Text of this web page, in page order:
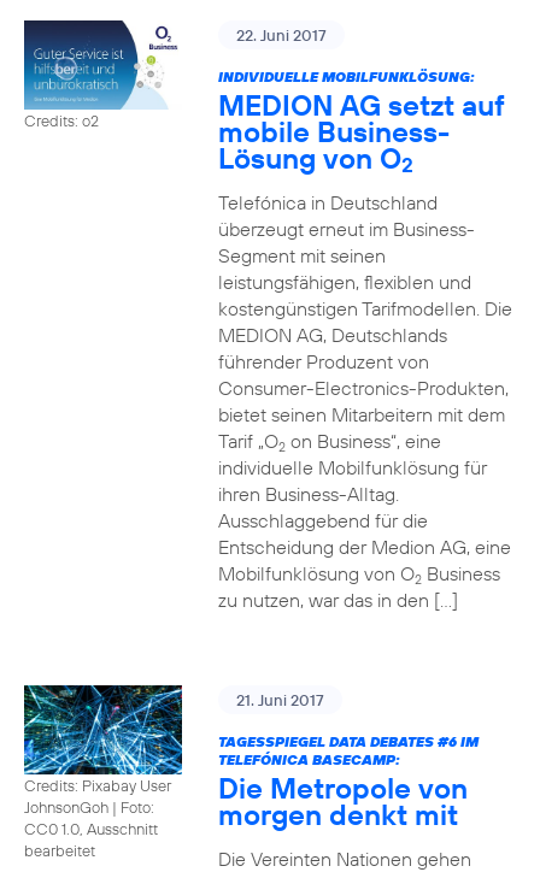
Credits: o2
22. Juni 2017
INDIVIDUELLE MOBILFUNKLÖSUNG:
MEDION AG setzt auf
mobile Business-
Lösung von O2
Telefónica in Deutschland
überzeugt erneut im Business-
Segment mit seinen
leistungsfähigen, flexiblen und
kostengünstigen Tarifmodellen. Die
MEDION AG, Deutschlands
führender Produzent von
Consumer-Electronics-Produkten,
bietet seinen Mitarbeitern mit dem
Tarif „O2on Business“, eine
individuelle Mobilfunklösung für
ihren Business-Alltag.
Ausschlaggebend für die
Entscheidung der Medion AG, eine
Mobilfunklösung von O2Business
zu nutzen, war das in den […]
Credits: Pixabay User
JohnsonGoh | Foto:
CC0 1.0, Ausschnitt
bearbeitet
21. Juni 2017
TAGESSPIEGEL DATA DEBATES #6IM
TELEFÓNICA BASECAMP:
Die Metropole von
morgen denkt mit
Die Vereinten Nationen gehen